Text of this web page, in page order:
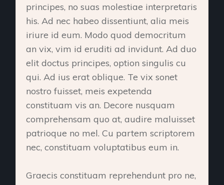
principes, no suas molestiae interpretaris
his. Ad nec habeo dissentiunt, alia meis
iriure id eum. Modo quod democritum
an vix, vim id eruditi ad invidunt. Ad duo
elit doctus principes, option singulis cu
qui. Ad ius erat oblique. Te vix sonet
nostro fuisset, meis expetenda
constituam vis an. Decore nusquam
comprehensam quo at, audire maluisset
patrioque no mel. Cu partem scriptorem
nec, constituam voluptatibus eum in.
Graecis constituam reprehendunt pro ne,